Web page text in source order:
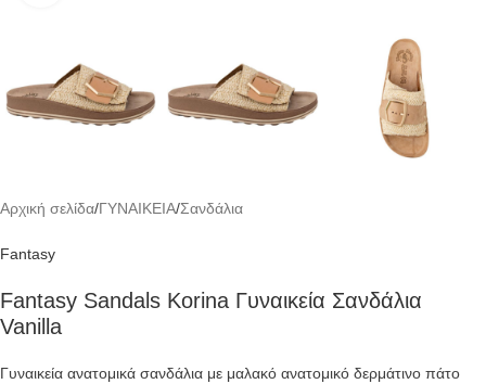
Αρχική σελίδα/ΓΥΝΑΙΚΕΙΑ/Σανδάλια
Fantasy
Fantasy Sandals Korina Γυναικεία Σανδάλια
Vanilla
Γυναικεία ανατομικά σανδάλια με μαλακό ανατομικό δερμάτινο πάτο